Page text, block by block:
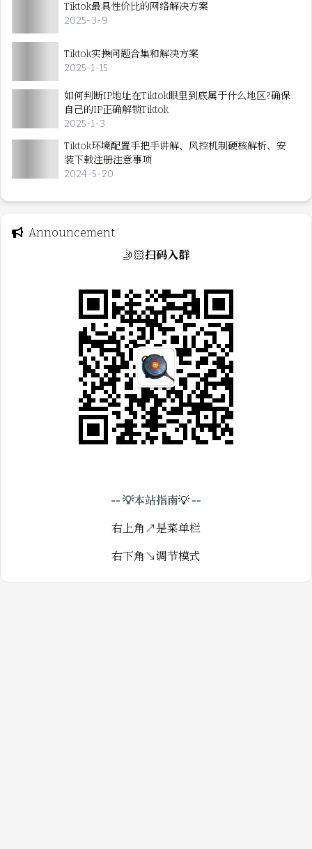
Tiktok最具性价比的网络解决方案
2025-3-9
Tiktok实操问题合集和解决方案
2025-1-15
如何判断IP地址在Tiktok眼里到底属于什么地区?确保
自己的IP正确解锁Tiktok
2025-1-3
Tiktok环境配置手把手讲解、风控机制硬核解析、安
装下载注册注意事项
2024-5-20
Announcement
🤳🏻扫码入群
-- 💡本站指南💡 --
右上角↗️是菜单栏
右下角↘️调节模式